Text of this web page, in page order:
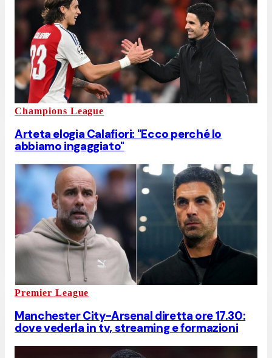
Champions League
Arteta elogia Calafiori: "Ecco perché lo
abbiamo ingaggiato"
Premier League
Manchester City-Arsenal diretta ore 17.30:
dove vederla in tv, streaming e formazioni